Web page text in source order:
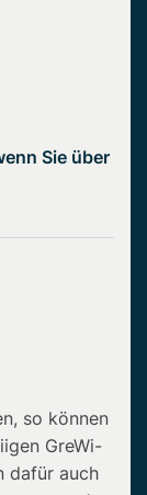
Sie über
so können
GreWi-
dafür auch